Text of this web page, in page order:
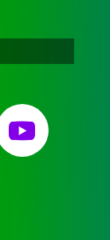
YouTube